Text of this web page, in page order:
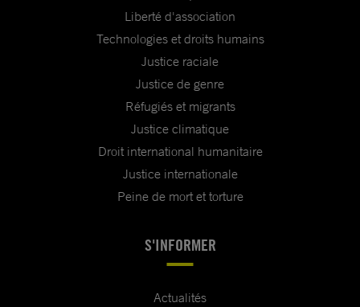
Liberté d'association
Technologies et droits humains
Justice raciale
Justice de genre
Réfugiés et migrants
Justice climatique
Droit international humanitaire
Justice internationale
Peine de mort et torture
S'INFORMER
Actualités